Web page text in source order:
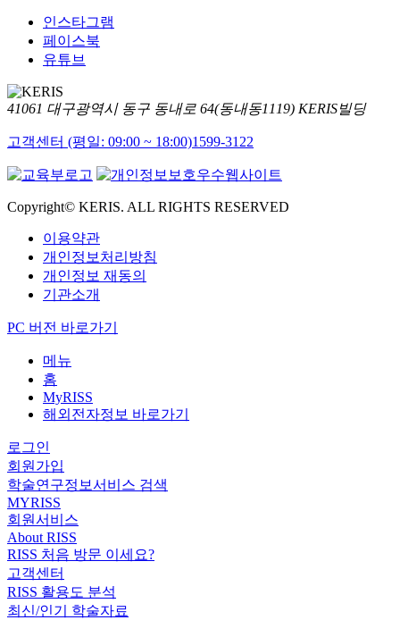
인스타그램
페이스북
유튜브
41061 대구광역시 동구 동내로 64(동내동1119) KERIS빌딩
고객센터 (평일: 09:00 ~ 18:00)1599-3122
Copyright© KERIS. ALL RIGHTS RESERVED
이용약관
개인정보처리방침
개인정보 재동의
기관소개
PC 버전 바로가기
메뉴
홈
MyRISS
해외전자정보 바로가기
로그인
회원가입
학술연구정보서비스 검색
MYRISS
회원서비스
About RISS
RISS 처음 방문 이세요?
고객센터
RISS 활용도 분석
최신/인기 학술자료